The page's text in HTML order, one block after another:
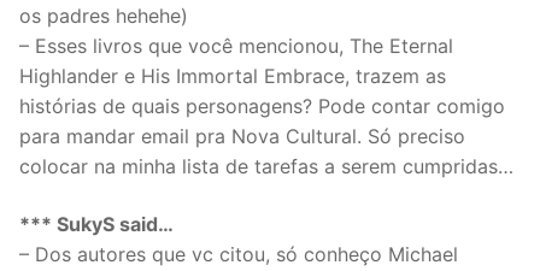
os padres hehehe)
– Esses livros que você mencionou, The Eternal
Highlander e His Immortal Embrace, trazem as
histórias de quais personagens? Pode contar comigo
para mandar email pra Nova Cultural. Só preciso
colocar na minha lista de tarefas a serem cumpridas…
*** SukyS said…
– Dos autores que vc citou, só conheço Michael